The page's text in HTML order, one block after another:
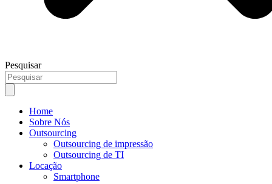
Pesquisar
Home
Sobre Nós
Outsourcing
Outsourcing de impressão
Outsourcing de TI
Locação
Smartphone